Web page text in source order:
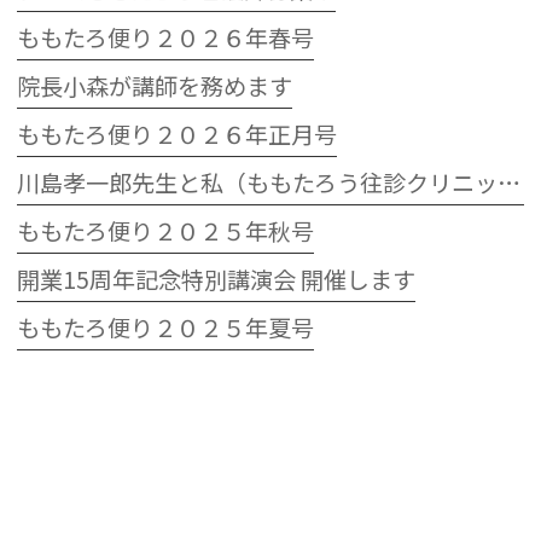
ももたろ便り２０２６年春号
院長小森が講師を務めます
ももたろ便り２０２６年正月号
川島孝一郎先生と私（ももたろう往診クリニック開院15周年記念特別講演会）
ももたろ便り２０２５年秋号
開業15周年記念特別講演会 開催します
ももたろ便り２０２５年夏号